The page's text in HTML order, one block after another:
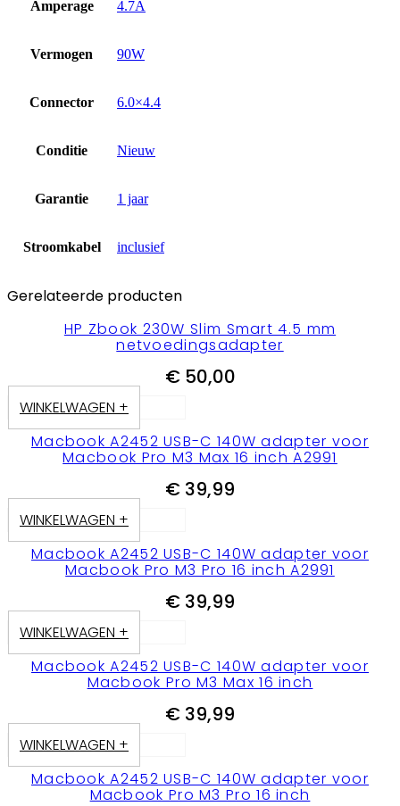
Amperage 4.7A
Vermogen 90W
Connector 6.0×4.4
Conditie Nieuw
Garantie 1 jaar
Stroomkabel inclusief
Gerelateerde producten
HP Zbook 230W Slim Smart 4.5 mm
netvoedingsadapter
€50,00
WINKELWAGEN +
Macbook A2452 USB-C 140W adapter voor
Macbook Pro M3 Max 16 inch A2991
€ 39,99
WINKELWAGEN +
Macbook A2452 USB-C 140W adapter voor
Macbook Pro M3 Pro 16 inch A2991
€ 39,99
WINKELWAGEN +
Macbook A2452 USB-C 140W adapter voor
Macbook Pro M3 Max 16 inch
€ 39,99
WINKELWAGEN +
Macbook A2452 USB-C 140W adapter voor
Macbook Pro M3 Pro 16 inch